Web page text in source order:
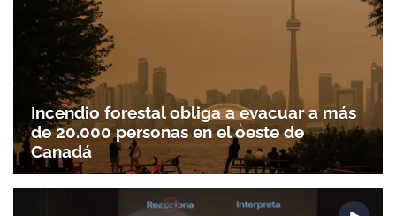
Incendio forestal obliga a evacuar a más
de 20.000 personas en el oeste de
Canadá